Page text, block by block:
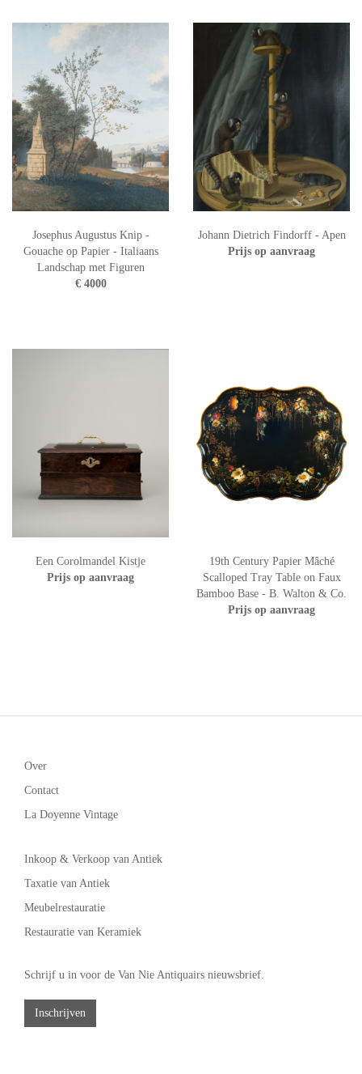
Josephus Augustus Knip -
Gouache op Papier - Italiaans
Landschap met Figuren
€ 4000
Johann Dietrich Findorff - Apen
Prijs op aanvraag
Een Corolmandel Kistje
Prijs op aanvraag
19th Century Papier Mâché
Scalloped Tray Table on Faux
Bamboo Base - B. Walton & Co.
Prijs op aanvraag
Over
Contact
La Doyenne Vintage
Inkoop & Verkoop van Antiek
Taxatie van Antiek
Meubelrestauratie
Restauratie van Keramiek
Schrijf u in voor de Van Nie Antiquairs nieuwsbrief.
Inschrijven